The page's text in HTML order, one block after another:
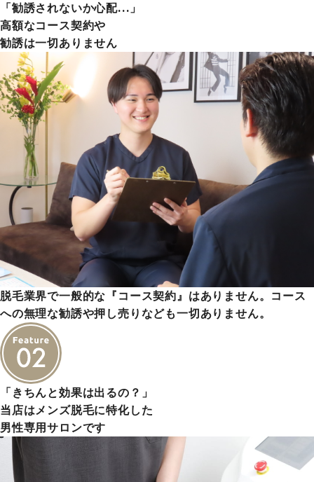
「勧誘されないか心配…」
高額なコース契約や
勧誘は一切ありません
脱毛業界で一般的な『コース契約』はありません。コース
への無理な勧誘や押し売りなども一切ありません。
「きちんと効果は出るの？」
当店はメンズ脱毛に特化した
男性専用サロンです